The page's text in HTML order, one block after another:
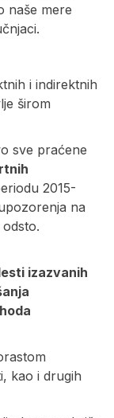
naše mere
i indirektnih
širom
sve praćene
2015-
na
izazvanih
kao i drugih